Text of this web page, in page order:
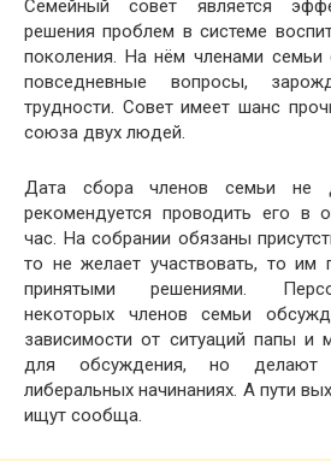
Семейный совет является
решения проблем в системе
поколения. На нём членами
повседневные вопросы,
трудности. Совет имеет шанс
союза двух людей.
Дата сбора членов семьи не
рекомендуется проводить его в
час. На собрании обязаны
то не желает участвовать, то им
принятыми решениями.
некоторых членов семьи
зависимости от ситуаций папы
для обсуждения, но делают
либеральных начинаниях. А пути
ищут сообща.